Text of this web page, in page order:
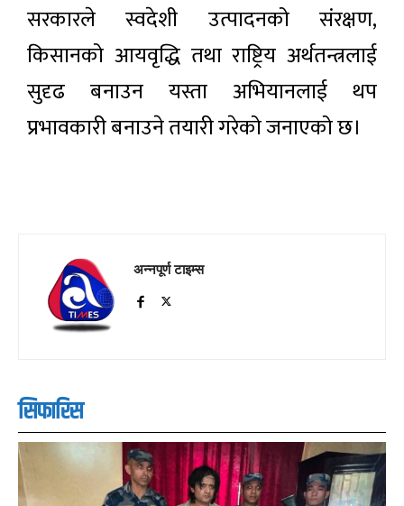
सरकारले स्वदेशी उत्पादनको संरक्षण,
किसानको आयवृद्धि तथा राष्ट्रिय अर्थतन्त्रलाई
सुदृढ बनाउन यस्ता अभियानलाई थप
प्रभावकारी बनाउने तयारी गरेको जनाएको छ।
अन्नपूर्ण टाइम्स
सिफारिस